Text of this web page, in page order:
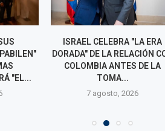
"EL...
ISRAEL CELEBRA "LA ERA
DORADA" DE LA RELACIÓN
COLOMBIA ANTES DE LA
TOMA...
7 agosto, 2026